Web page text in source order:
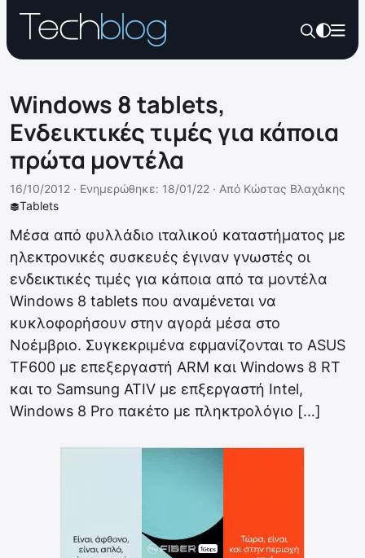
Windows 8 tablets,
Ενδεικτικές τιμές για κάποια
πρώτα μοντέλα
Tablets
16/10/2012 · Ενημερώθηκε: 18/01/22 · Από Κώστας Βλαχάκης
Μέσα από φυλλάδιο ιταλικού καταστήματος με
ηλεκτρονικές συσκευές έγιναν γνωστές οι
ενδεικτικές τιμές για κάποια από τα μοντέλα
Windows 8 tablets που αναμένεται να
κυκλοφορήσουν στην αγορά μέσα στο
Νοέμβριο. Συγκεκριμένα εφμανίζονται το ASUS
TF600 με επεξεργαστή ARM και Windows 8 RT
και το Samsung ATIV με επξεργαστή Intel,
Windows 8 Pro πακέτο με πληκτρολόγιο […]